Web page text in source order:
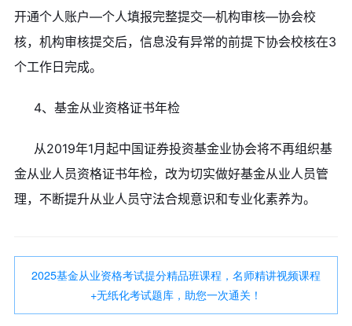
开通个人账户—个人填报完整提交—机构审核—协会校
核，机构审核提交后，信息没有异常的前提下协会校核在3
个工作日完成。
4、基金从业资格证书年检
从2019年1月起中国证券投资基金业协会将不再组织基
金从业人员资格证书年检，改为切实做好基金从业人员管
理，不断提升从业人员守法合规意识和专业化素养为。
2025基金从业资格考试提分精品班课程，名师精讲视频课程
+无纸化考试题库，助您一次通关！